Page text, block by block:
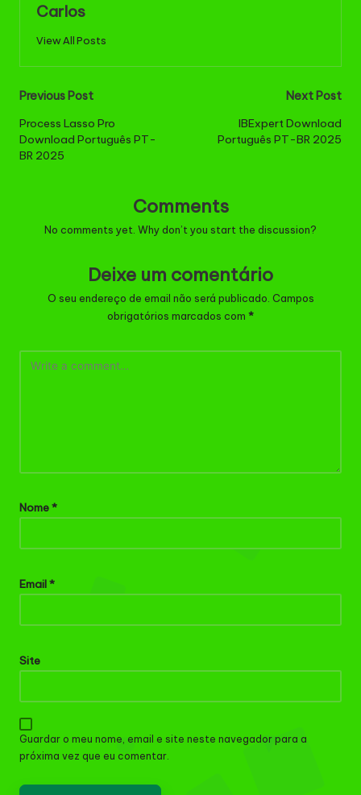
Carlos
View All Posts
Post
navigation
Previous Post
Process Lasso Pro
Download Português PT-
BR 2025
Next Post
IBExpert Download
Português PT-BR 2025
Comments
No comments yet. Why don’t you start the discussion?
Deixe um comentário
O seu endereço de email não será publicado. Campos
obrigatórios marcados com *
Nome*
Email*
Site
Guardar o meu nome, email e site neste navegador para a
próxima vez que eu comentar.